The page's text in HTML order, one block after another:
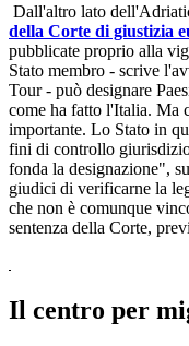
Dall'altro lato
della Corte di giustizia
pubblicate proprio alla
Stato membro - scrive
Tour - può designare
come ha fatto l'Italia. Ma
importante. Lo Stato in
fini di controllo
fonda la designazione",
giudici di verificarne la
che non è comunque
sentenza della Corte,
Il centro per